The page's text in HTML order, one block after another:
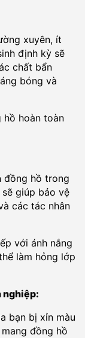
xuyên, ít
định kỳ sẽ
chất bẩn
bóng và
hồ hoàn toàn
đồng hồ trong
giúp bảo vệ
các tác nhân
với ánh nắng
làm hỏng lớp
nghiệp:
bạn bị xỉn màu
đồng hồ